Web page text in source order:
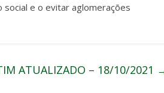
social e o evitar aglomerações
ATUALIZADO – 18/10/2021